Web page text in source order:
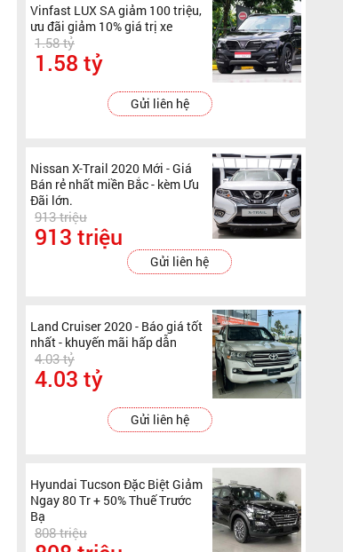
Vinfast LUX SA giảm 100 triệu,
ưu đãi giảm 10% giá trị xe
1.58 tỷ
1.58 tỷ
Gửi liên hệ
Nissan X-Trail 2020 Mới - Giá
Bán rẻ nhất miền Bắc - kèm Ưu
Đãi lớn.
913 triệu
913 triệu
Gửi liên hệ
Land Cruiser 2020 - Báo giá tốt
nhất - khuyến mãi hấp dẫn
4.03 tỷ
4.03 tỷ
Gửi liên hệ
Hyundai Tucson Đặc Biệt Giảm
Ngay 80 Tr + 50% Thuế Trước
Bạ
808 triệu